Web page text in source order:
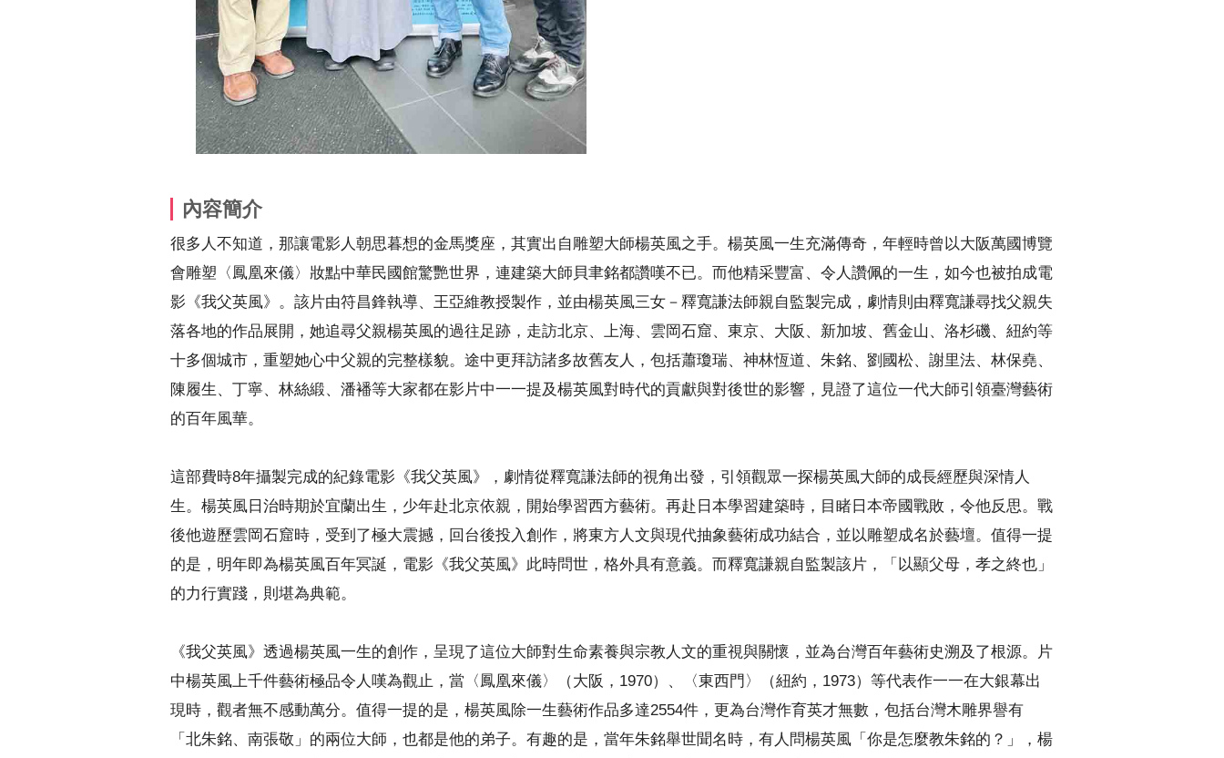
內容簡介
很多人不知道，那讓電影人朝思暮想的金馬獎座，其實出自雕塑大師楊英風之手。楊英風一生充滿傳奇，年輕時曾以大阪萬國博覽
會雕塑〈鳳凰來儀〉妝點中華民國館驚艷世界，連建築大師貝聿銘都讚嘆不已。而他精采豐富、令人讚佩的一生，如今也被拍成電
影《我父英風》。該片由符昌鋒執導、王亞維教授製作，並由楊英風三女－釋寬謙法師親自監製完成，劇情則由釋寬謙尋找父親失
落各地的作品展開，她追尋父親楊英風的過往足跡，走訪北京、上海、雲岡石窟、東京、大阪、新加坡、舊金山、洛杉磯、紐約等
十多個城市，重塑她心中父親的完整樣貌。途中更拜訪諸多故舊友人，包括蕭瓊瑞、神林恆道、朱銘、劉國松、謝里法、林保堯、
陳履生、丁寧、林絲緞、潘襎等大家都在影片中一一提及楊英風對時代的貢獻與對後世的影響，見證了這位一代大師引領臺灣藝術
的百年風華。
這部費時8年攝製完成的紀錄電影《我父英風》，劇情從釋寬謙法師的視角出發，引領觀眾一探楊英風大師的成長經歷與深情人
生。楊英風日治時期於宜蘭出生，少年赴北京依親，開始學習西方藝術。再赴日本學習建築時，目睹日本帝國戰敗，令他反思。戰
後他遊歷雲岡石窟時，受到了極大震撼，回台後投入創作，將東方人文與現代抽象藝術成功結合，並以雕塑成名於藝壇。值得一提
的是，明年即為楊英風百年冥誕，電影《我父英風》此時問世，格外具有意義。而釋寬謙親自監製該片，「以顯父母，孝之終也」
的力行實踐，則堪為典範。
《我父英風》透過楊英風一生的創作，呈現了這位大師對生命素養與宗教人文的重視與關懷，並為台灣百年藝術史溯及了根源。片
中楊英風上千件藝術極品令人嘆為觀止，當〈鳳凰來儀〉（大阪，1970）、〈東西門〉（紐約，1973）等代表作一一在大銀幕出
現時，觀者無不感動萬分。值得一提的是，楊英風除一生藝術作品多達2554件，更為台灣作育英才無數，包括台灣木雕界譽有
「北朱銘、南張敬」的兩位大師，也都是他的弟子。有趣的是，當年朱銘舉世聞名時，有人問楊英風「你是怎麼教朱銘的？」，楊